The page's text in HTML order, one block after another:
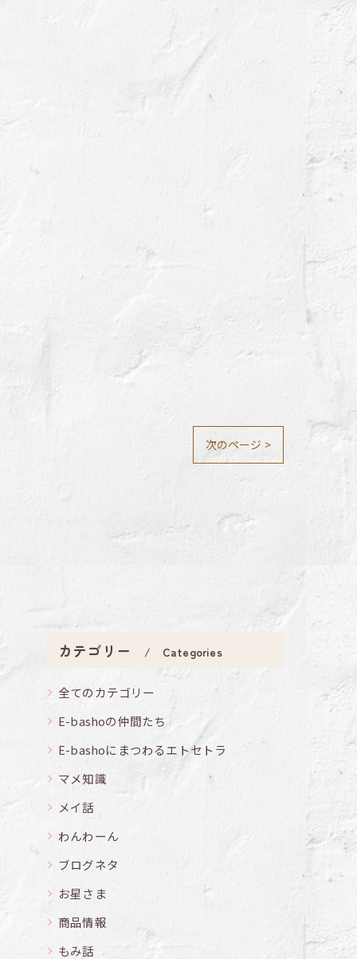
次のページ >
カテゴリー Categories
全てのカテゴリー
E-bashoの仲間たち
E-bashoにまつわるエトセトラ
マメ知識
メイ話
わんわーん
ブログネタ
お星さま
商品情報
もみ話